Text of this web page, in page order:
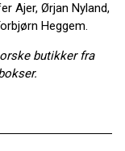
Ajer, Ørjan Nyland,
Heggem.
butikker fra